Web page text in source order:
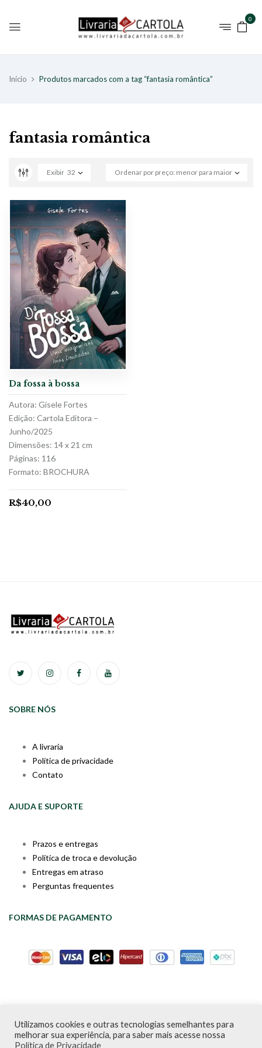
0
Início Produtos marcados com a tag “fantasia romântica”
fantasia romântica
Ordenar por preço: menor para maior
Exibir 32
Da fossa à bossa
Autora: Gisele Fortes
Edição: Cartola Editora –
Junho/2025
Dimensões: 14 x 21 cm
Páginas: 116
Formato: BROCHURA
R$40,00
SOBRE NÓS
A livraria
Política de privacidade
Contato
AJUDA E SUPORTE
Prazos e entregas
Política de troca e devolução
Entregas em atraso
Perguntas frequentes
FORMAS DE PAGAMENTO
Livraria da Cartola © Desde 2020 | CNPJ: 31.298.135/0001-09 |
Desenvolvido porPDA Digital
Utilizamos cookies e outras tecnologias semelhantes para
melhorar sua experiência, para saber mais acesse nossa
Política de Privacidade